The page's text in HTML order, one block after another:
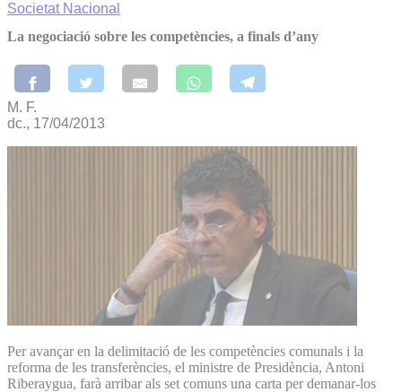
Societat Nacional
La negociació sobre les competències, a finals d’any
M. F.
dc., 17/04/2013
Per avançar en la delimitació de les competències comunals i la
reforma de les transferències, el ministre de Presidència, Antoni
Riberaygua, farà arribar als set comuns una carta per demanar-los